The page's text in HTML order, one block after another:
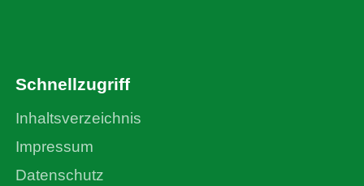
Schnellzugriff
Inhaltsverzeichnis
Impressum
Datenschutz